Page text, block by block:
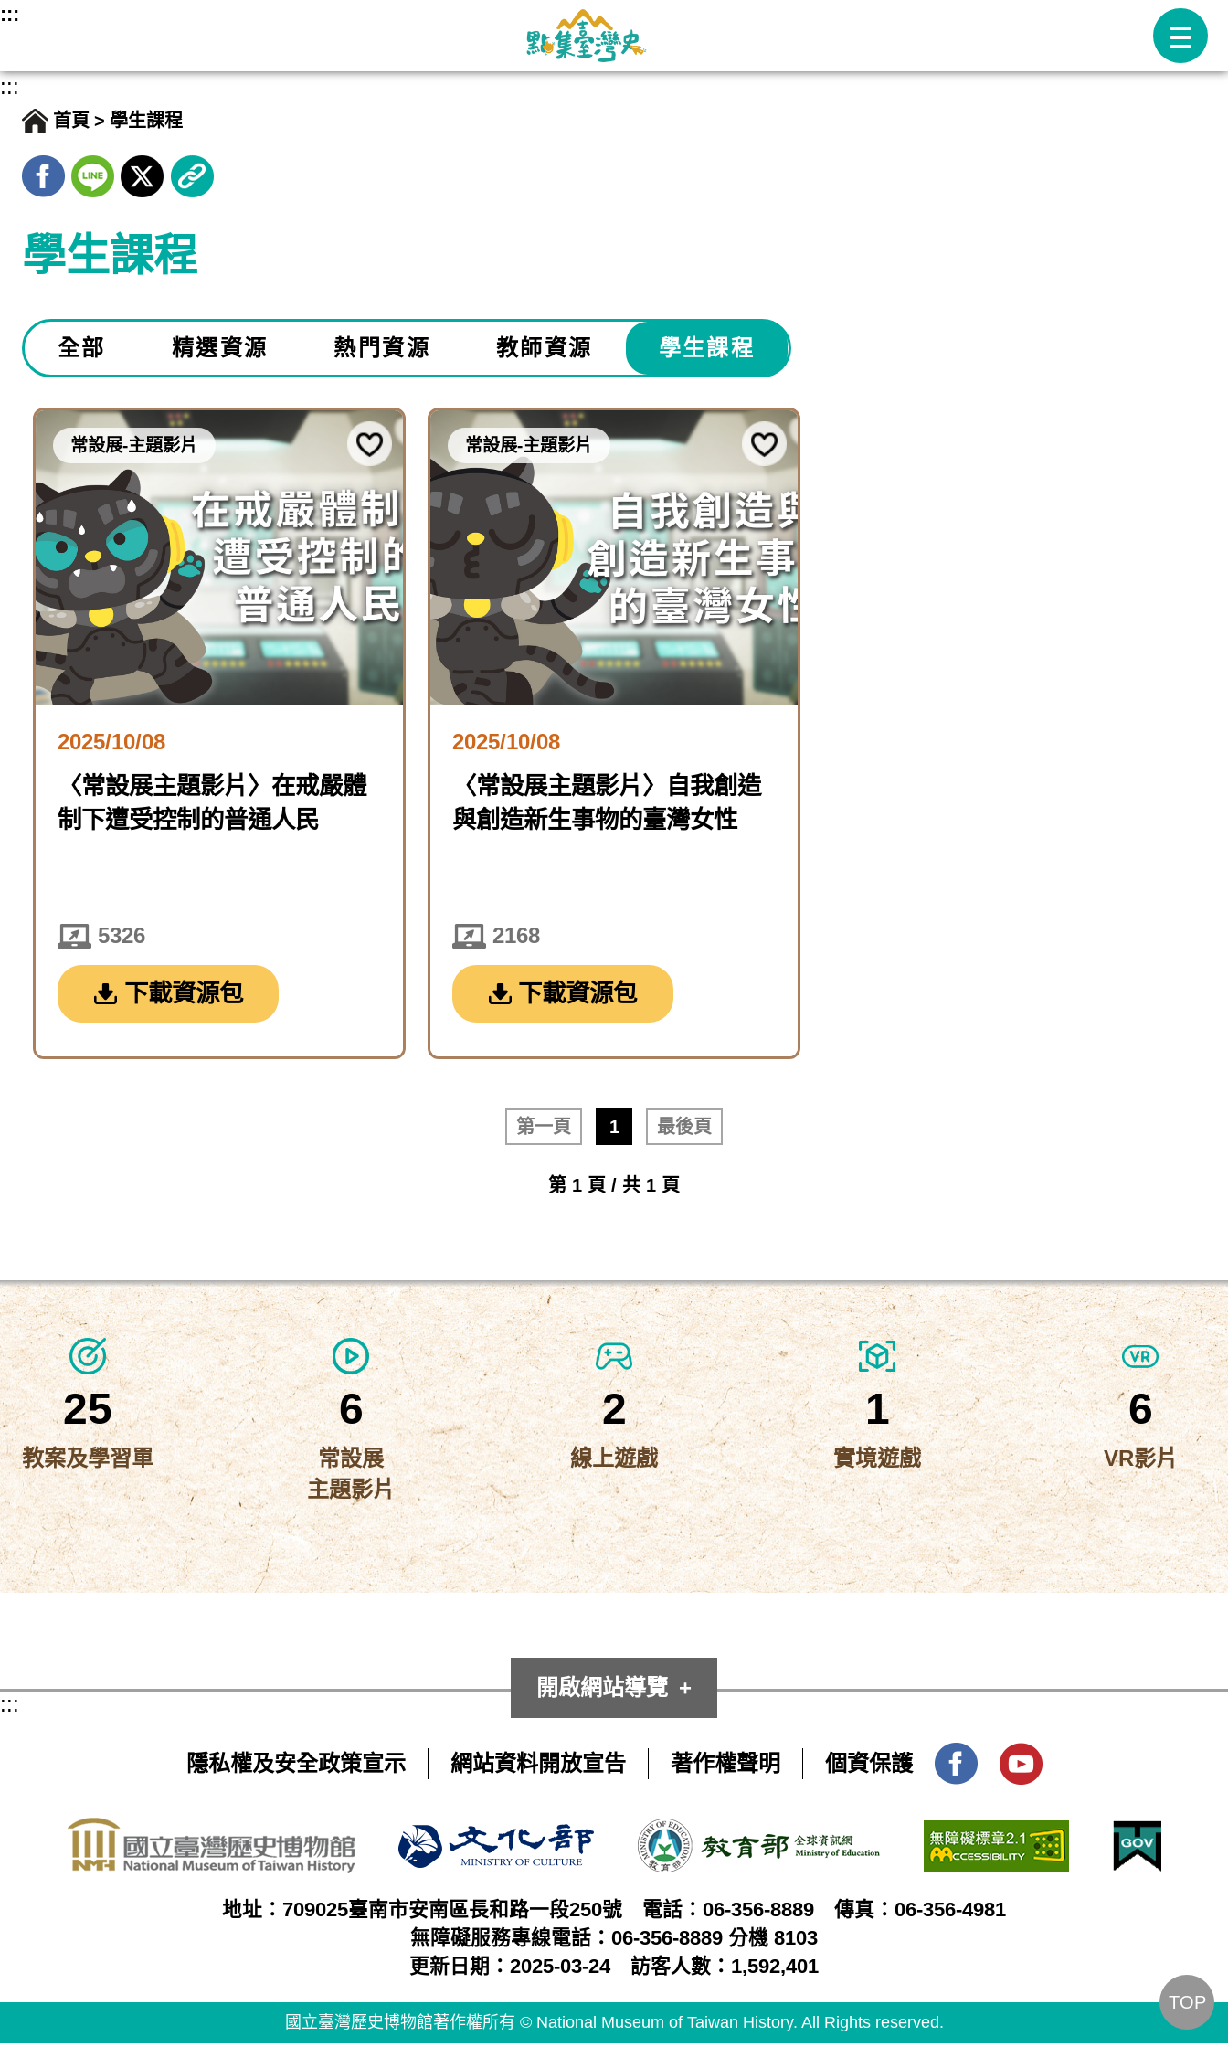
跳
主
:::
:::
首頁 學生課程
學生課程
全部 精選資源 熱門資源 教師資源 學生課程
常設展-主題影片
2025/10/08
〈常設展主題影片〉在戒嚴體
制下遭受控制的普通人民
5326
下載資源包
常設展-主題影片
2025/10/08
〈常設展主題影片〉自我創造
與創造新生事物的臺灣女性
2168
下載資源包
第一頁 1 最後頁
第 1 頁 / 共 1 頁
25
教案及學習單
6
常設展
主題影片
2
線上遊戲
1
實境遊戲
6
VR影片
:::
開啟網站導覽
隱私權及安全政策宣示 網站資料開放宣告 著作權聲明 個資保護
地址：709025臺南市安南區長和路一段250號 電話：06-356-8889
傳真：06-356-4981
無障礙服務專線電話：06-356-8889 分機 8103
更新日期：2025-03-24
訪客人數：1,592,401
國立臺灣歷史博物館著作權所有 © National Museum of Taiwan History. All Rights reserved.
TOP